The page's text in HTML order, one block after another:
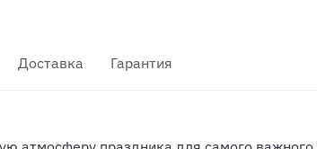
Доставка Гарантия